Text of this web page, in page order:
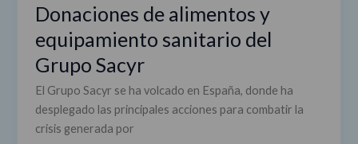
Donaciones de alimentos y
equipamiento sanitario del
Grupo Sacyr
El Grupo Sacyr se ha volcado en España, donde ha
desplegado las principales acciones para combatir la
crisis generada por
Donaciones
alimentos
y
equipamiento
sanitario
del